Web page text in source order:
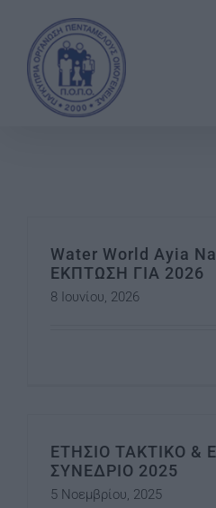
content
Water World Ayia
ΕΚΠΤΩΣΗ ΓΙΑ 2026
8 Ιουνίου, 2026
ΕΤΗΣΙΟ ΤΑΚΤΙΚΟ &
ΣΥΝΕΔΡΙΟ 2025
5 Νοεμβρίου, 2025